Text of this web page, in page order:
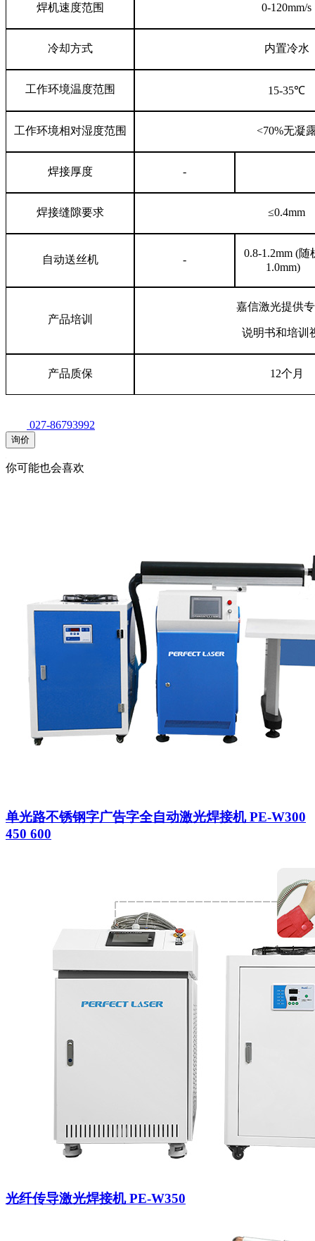
焊机速度范围 0-120mm/s
冷却方式 内置冷水
工作环境温度范围 15-35℃
工作环境相对湿度范围 <70%无凝
焊接厚度 -
焊接缝隙要求 ≤0.4mm
自动送丝机 -
0.8-1.2mm (随
1.0mm)
产品培训
嘉信激光提供
说明书和培训
产品质保 12个月
027-86793992
询价
你可能也会喜欢
单光路不锈钢字广告字全自动激光焊接机 PE-W300
450 600
光纤传导激光焊接机 PE-W350